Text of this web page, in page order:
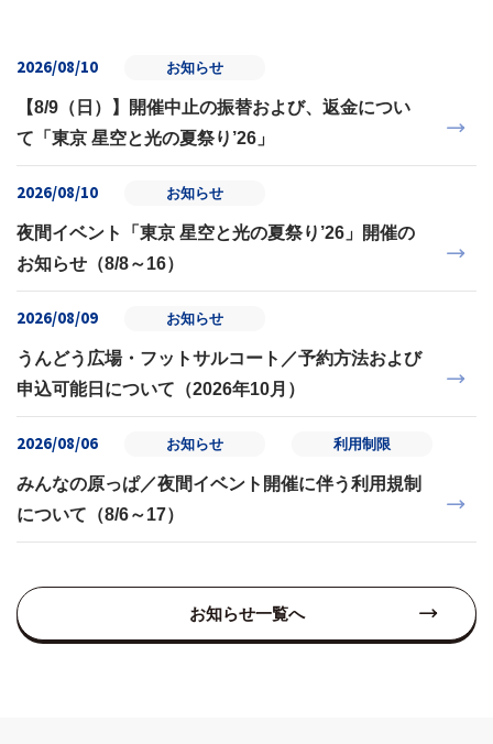
2026/08/10 お知らせ
【8/9（日）】開催中止の振替および、返金につい
て「東京 星空と光の夏祭り’26」
2026/08/10 お知らせ
夜間イベント「東京 星空と光の夏祭り’26」開催の
お知らせ（8/8～16）
2026/08/09 お知らせ
うんどう広場・フットサルコート／予約方法および
申込可能日について（2026年10月）
2026/08/06 お知らせ 利用制限
みんなの原っぱ／夜間イベント開催に伴う利用規制
について（8/6～17）
お知らせ一覧へ